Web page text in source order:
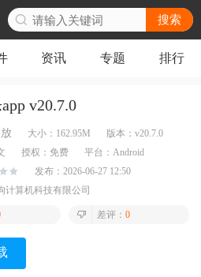
搜索
资讯 专题 排行
v20.7.0
大小： 162.95M 版本： v20.7.0
授权： 免费 平台： Android
发布： 2026-06-27 12:50
计算机科技有限公司
差评： 0